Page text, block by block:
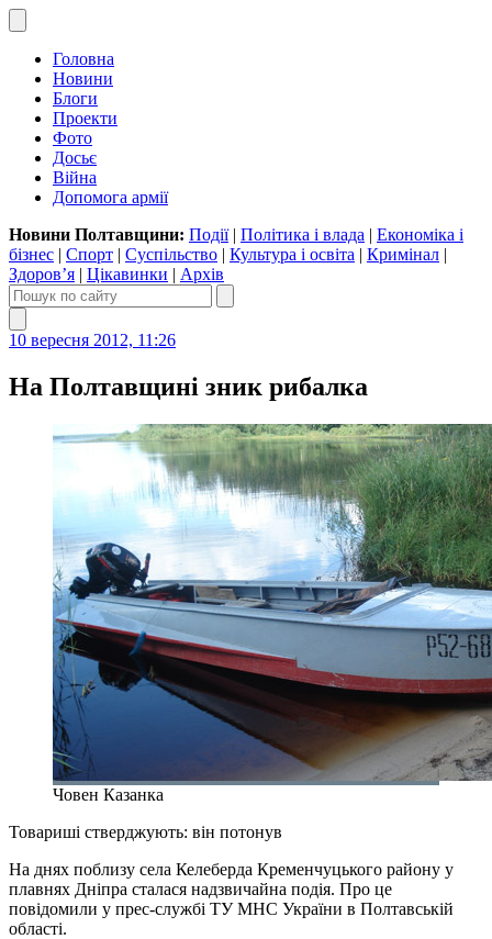
Головна
Новини
Блоги
Проекти
Фото
Досьє
Війна
Допомога армії
Новини Полтавщини: Події| Політика і влада | Економіка і
бізнес | Спорт | Суспільство | Культура і освіта | Кримінал |
Здоров’я | Цікавинки | Архів
10 вересня 2012, 11:26
На Полтавщині зник рибалка
Човен Казанка
Товариші стверджують: він потонув
На днях поблизу села Келеберда Кременчуцького району у
плавнях Дніпра сталася надзвичайна подія. Про це
повідомили у прес-службі ТУ МНС України в Полтавській
області.